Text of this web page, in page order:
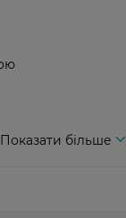
Показати більше